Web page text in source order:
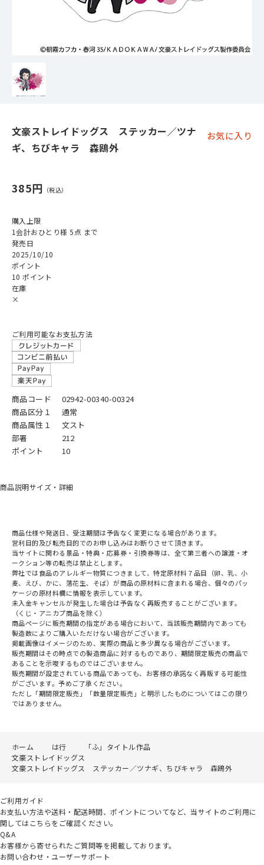
文豪ストレイドッグス ステッカー／ツナ
ギ、ちびキャラ 森鴎外
お気に入り
385円
購入上限
1会計おひとり様 5点 まで
発売日
2025/10/10
ポイント
10 ポイント
在庫
×
ご利用可能なお支払方法
商品コード
02942-00340-00324
商品区分１
通常
商品属性１
文スト
部署
212
ポイント
10
商品説明サイズ・詳細
商品仕様や発送日、受注期間は予告なく変更になる場合があります。
営利目的及び転売目的でのお申し込みはお断りさせて頂きます。
当サイトに関わる景品・特典・応募券・引換券等は、全て第三者への譲渡・オ
ークション等の転売は禁止とします。
弊社では食品のアレルギー物質につきまして、特定原材料７品目（卵、乳、小
麦、えび、かに、落花生、そば）が商品の原材料に含まれる場合、個々のパッ
ケージの原材料欄に情報を表示しています。
未入金キャンセルが発生した場合は予告なく再販売することがございます。
（くじ・アニカプ商品を除く）
商品ページに販売期間の指定がある場合において、当該販売期間内であっても
製造数によりご購入いただけない場合がございます。
掲載画像はイメージのため、実際の商品と多少異なる場合がございます。
販売期間はその時点での製造商品に対するものであり、期間限定販売の商品で
あることを示唆するものではございません。
販売期間が設定されている商品であっても、お客様の承諾なく再販する可能性
がございます。予めご了承ください。
ただし「期間限定販売」「数量限定販売」と明示したものについてはこの限り
ではありません。
ホーム は行
「ふ」タイトル作品
文豪ストレイドッグス
文豪ストレイドッグス ステッカー／ツナギ、ちびキャラ 森鴎外
ご利用ガイド
お支払い方法や送料・配送時間、ポイントについてなど、当サイトのご利用に
関してはこちらをご確認ください。
Q&A
お客様から寄せられたご質問等を掲載しております。
お問い合わせ・ユーザーサポート